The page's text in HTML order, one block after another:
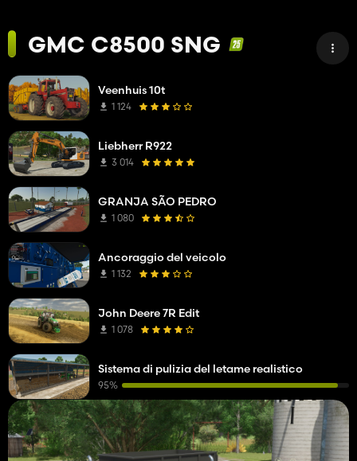
GMC C8500 SNG
Veenhuis 10t
1 124
Liebherr R922
3 014
GRANJA SÃO PEDRO
1 080
Ancoraggio del veicolo
1 132
John Deere 7R Edit
1 078
Sistema di pulizia del letame realistico
95%